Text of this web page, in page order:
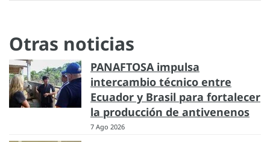
Otras noticias
PANAFTOSA impulsa
intercambio técnico entre
Ecuador y Brasil para fortalecer
la producción de antivenenos
7 Ago 2026